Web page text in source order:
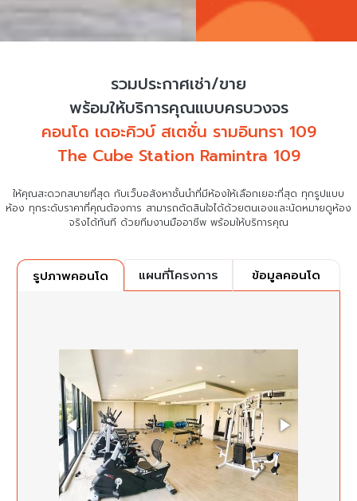
รวมประกาศเช่า/ขาย
พร้อมให้บริการคุณแบบครบวงจร
คอนโด เดอะคิวบ์ สเตชั่น รามอินทรา 109
The Cube Station Ramintra 109
ให้คุณสะดวกสบายที่สุด กับเว็บอสังหาชั้นนำที่มีห้องให้เลือกเยอะที่สุด ทุกรูปแบบ
ห้อง ทุกระดับราคาที่คุณต้องการ สามารถตัดสินใจได้ด้วยตนเองและนัดหมายดูห้อง
จริงได้ทันที ด้วยทีมงานมืออาชีพ พร้อมให้บริการคุณ
รูปภาพคอนโด แผนที่โครงการ ข้อมูลคอนโด